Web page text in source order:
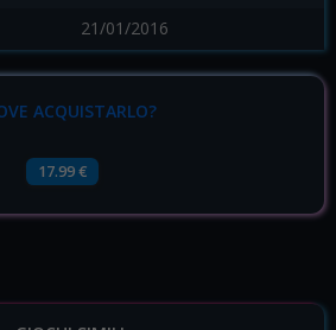
21/01/2016
ACQUISTARLO?
17.99 €